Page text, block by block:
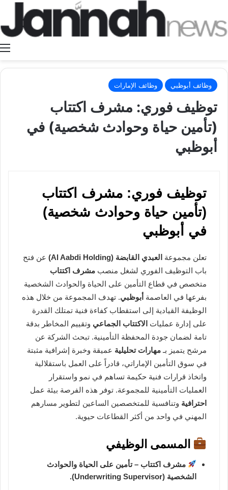
وظائف أبوظبي وظائف الإمارات
توظيف فوري: مشرف اكتتاب
(تأمين حياة وحوادث شخصية) في
أبوظبي
توظيف فوري: مشرف اكتتاب
(تأمين حياة وحوادث شخصية)
في أبوظبي
تعلن مجموعة العبدي القابضة (Al Aabdi Holding)
عن فتح
باب التوظيف الفوري لشغل منصب مشرف اكتتاب
متخصص في قطاع التأمين على الحياة والحوادث الشخصية
بفرعها في العاصمة أبوظبي. تهدف المجموعة من خلال هذه
الوظيفة القيادية إلى استقطاب كفاءة فنية تمتلك القدرة
على إدارة عمليات الاكتتاب الجماعي وتقييم المخاطر بدقة
تامة لضمان جودة المحفظة التأمينية. تبحث الشركة عن
مرشح يتميز بـ مهارات تحليلية عميقة وخبرة إشرافية مثبتة
في سوق التأمين الإماراتي، قادراً على العمل باستقلالية
واتخاذ قرارات فنية حكيمة تساهم في نمو واستقرار
العمليات التأمينية للمجموعة. توفر هذه الفرصة بيئة عمل
احترافية وتنافسية للمتخصصين الساعين لتطوير مسارهم
المهني في واحد من أكثر القطاعات حيوية.
المسمى الوظيفي
مشرف اكتتاب – تأمين على الحياة والحوادث
الشخصية (Underwriting Supervisor).